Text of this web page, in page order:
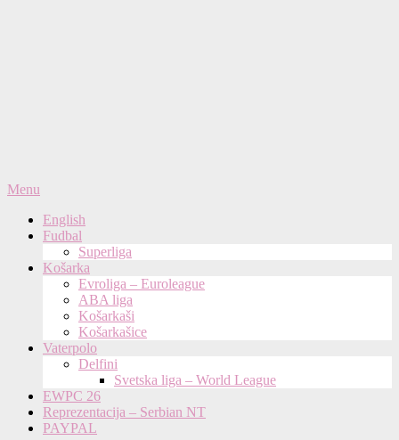
Primary
Menu
Menu
English
Fudbal
Superliga
Košarka
Evroliga – Euroleague
ABA liga
Košarkaši
Košarkašice
Vaterpolo
Delfini
Svetska liga – World League
EWPC 26
Reprezentacija – Serbian NT
PAYPAL